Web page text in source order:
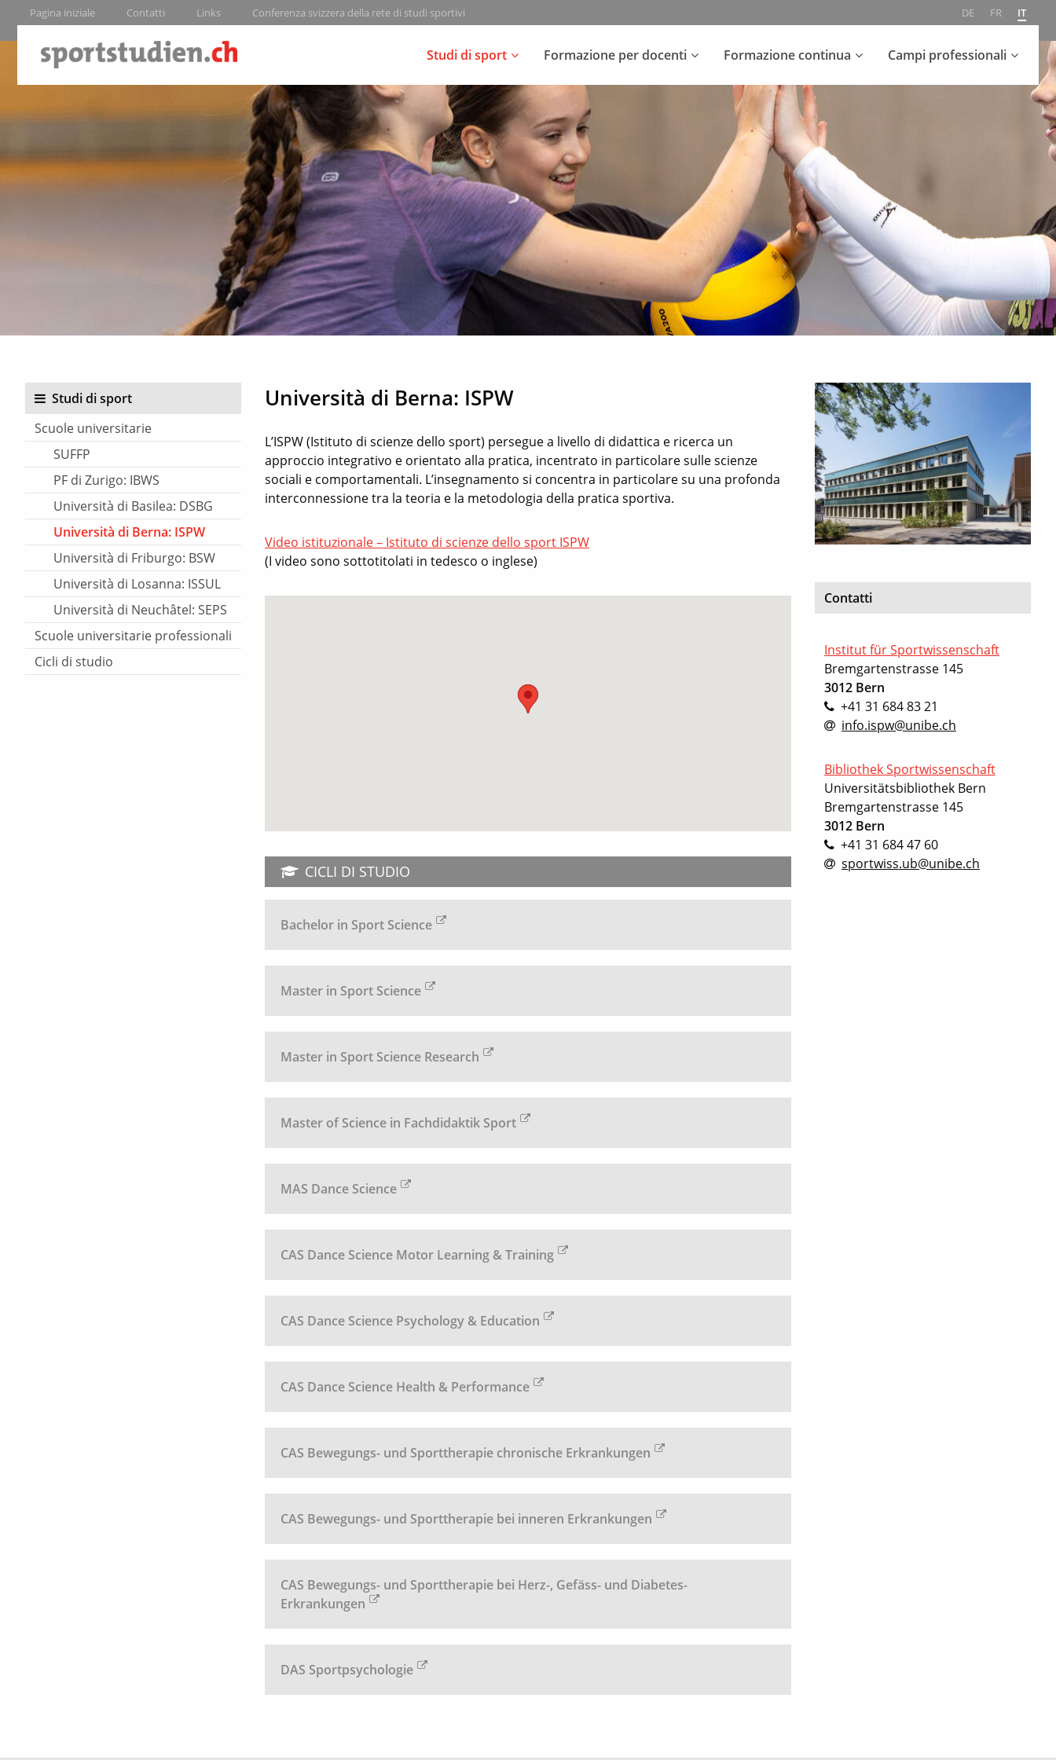
DE FR IT
Pagina iniziale Contatti Links Conferenza svizzera della rete di studi sportivi
Studi di sport Formazione per docenti Formazione continua Campi professionali
Studi di sport
Scuole universitarie
SUFFP
PF di Zurigo: IBWS
Università di Basilea: DSBG
Università di Berna: ISPW
Università di Friburgo: BSW
Università di Losanna: ISSUL
Università di Neuchâtel: SEPS
Scuole universitarie professionali
Cicli di studio
Università di Berna: ISPW
L’ISPW (Istituto di scienze dello sport) persegue a livello di didattica e ricerca un
approccio integrativo e orientato alla pratica, incentrato in particolare sulle scienze
sociali e comportamentali. L’insegnamento si concentra in particolare su una profonda
interconnessione tra la teoria e la metodologia della pratica sportiva.
Video istituzionale – Istituto di scienze dello sport ISPW
(I video sono sottotitolati in tedesco o inglese)
CICLI DI STUDIO
Bachelor in Sport Science
Master in Sport Science
Master in Sport Science Research
Master of Science in Fachdidaktik Sport
MAS Dance Science
CAS Dance Science Motor Learning & Training
CAS Dance Science Psychology & Education
CAS Dance Science Health & Performance
CAS Bewegungs- und Sporttherapie chronische Erkrankungen
CAS Bewegungs- und Sporttherapie bei inneren Erkrankungen
CAS Bewegungs- und Sporttherapie bei Herz-, Gefäss- und Diabetes-
Erkrankungen
DAS Sportpsychologie
Contatti
Institut für Sportwissenschaft
Bremgartenstrasse 145
3012 Bern
+41 31 684 83 21
info.ispw@unibe.ch
Bibliothek Sportwissenschaft
Universitätsbibliothek Bern
Bremgartenstrasse 145
3012 Bern
+41 31 684 47 60
sportwiss.ub@unibe.ch